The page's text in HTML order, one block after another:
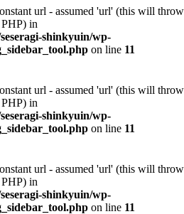
url - assumed 'url' (this will throw
in
shinkyuin/wp-
on line 11
url - assumed 'url' (this will throw
in
shinkyuin/wp-
on line 11
url - assumed 'url' (this will throw
in
shinkyuin/wp-
on line 11